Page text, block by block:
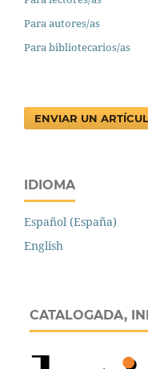
Para autores/as
Para bibliotecarios/as
ENVIAR UN
IDIOMA
Español (España)
English
CATALOGADA,